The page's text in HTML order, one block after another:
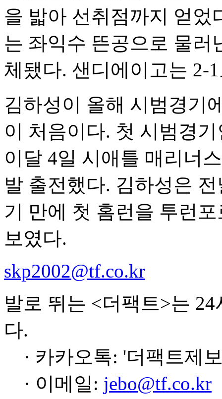
을 밟아 선취점까지 얻었
는 좌익수 뜬공으로 물러
체됐다. 샌디에이고는 2-
김하성이 올해 시범경기
이 처음이다. 첫 시범경
이달 4일 시애틀 매리너
발 출전했다. 김하성은
기 만에 첫 홈런을 투런
보였다.
skp2002@tf.co.kr
발로 뛰는 <더팩트>는
다.
· 카카오톡: '더팩트제
· 이메일: jebo@tf.co.kr